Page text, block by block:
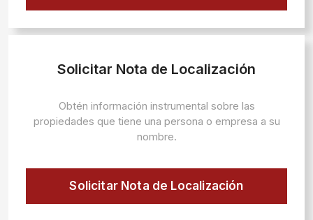
Solicitar Nota de Localización
Obtén información instrumental sobre las
propiedades que tiene una persona o empresa a su
nombre.
Solicitar Nota de Localización